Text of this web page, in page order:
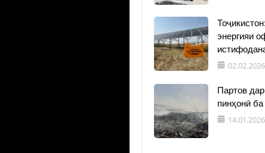
энергияи
02.02.2026
Партов
пинҳонӣ
14.01.2026